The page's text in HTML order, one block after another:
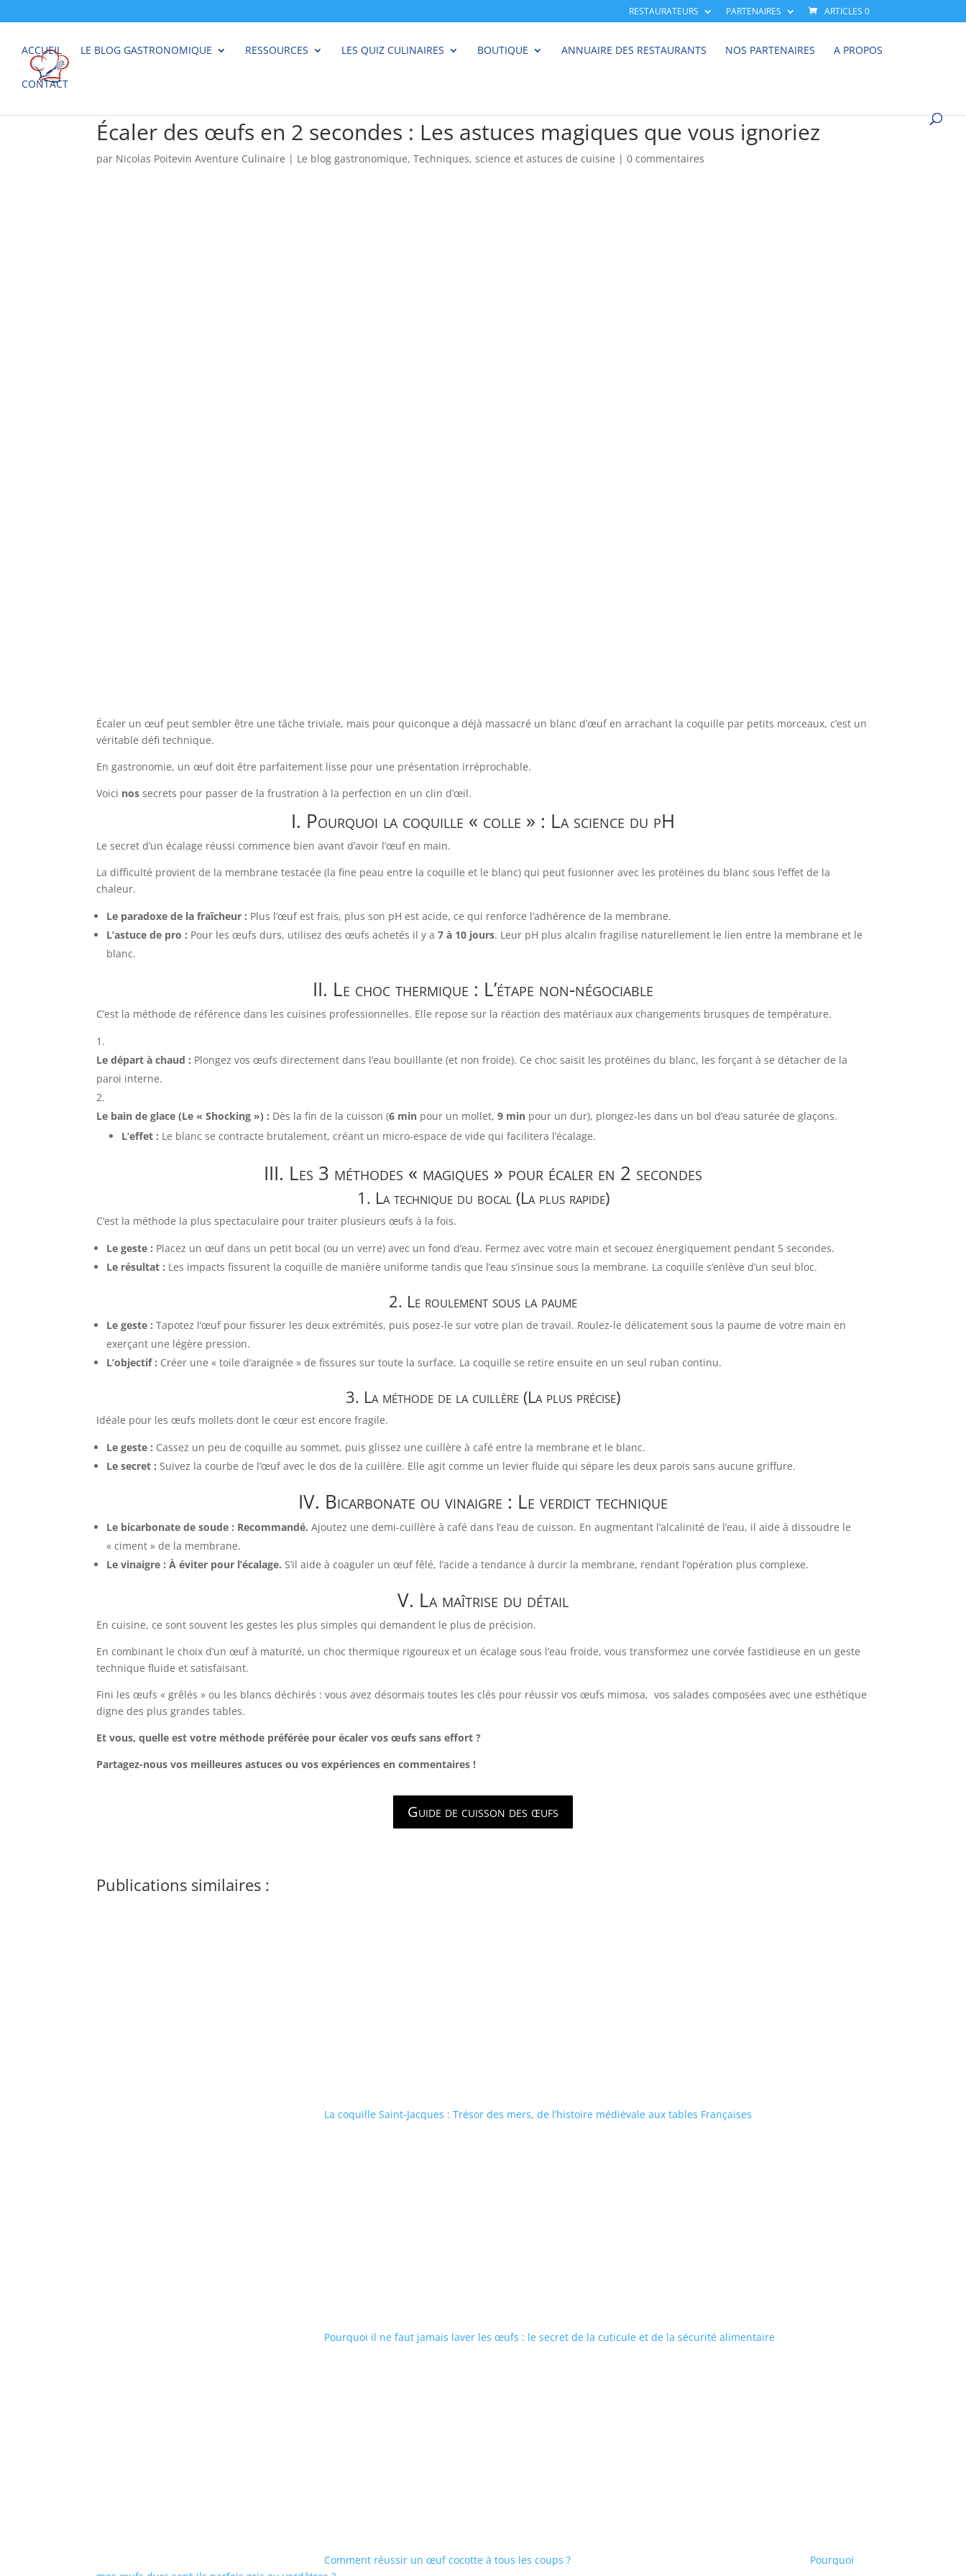
RESTAURATEURS PARTENAIRES ARTICLES 0
ACCUEIL LE BLOG GASTRONOMIQUE RESSOURCES LES QUIZ CULINAIRES BOUTIQUE ANNUAIRE DES RESTAURANTS NOS PARTENAIRES A PROPOS
CONTACT
Écaler des œufs en 2 secondes : Les astuces magiques que vous ignoriez
par Nicolas Poitevin Aventure Culinaire | Le blog gastronomique,Techniques, science et astuces de cuisine |0 commentaires
Écaler un œuf peut sembler être une tâche triviale, mais pour quiconque a déjà massacré un blanc d’œuf en arrachant la coquille par petits morceaux, c’est un
véritable défi technique.
En gastronomie, un œuf doit être parfaitement lisse pour une présentation irréprochable.
Voici nos secrets pour passer de la frustration à la perfection en un clin d’œil.
I. Pourquoi la coquille « colle » : La science du pH
Le secret d’un écalage réussi commence bien avant d’avoir l’œuf en main.
La difficulté provient de la membrane testacée (la fine peau entre la coquille et le blanc) qui peut fusionner avec les protéines du blanc sous l’effet de la
chaleur.
Le paradoxe de la fraîcheur : Plus l’œuf est frais, plus son pH est acide, ce qui renforce l’adhérence de la membrane.
L’astuce de pro : Pour les œufs durs, utilisez des œufs achetés il y a7 à 10 jours. Leur pH plus alcalin fragilise naturellement le lien entre la membrane et le
blanc.
II. Le choc thermique : L’étape non-négociable
C’est la méthode de référence dans les cuisines professionnelles. Elle repose sur la réaction des matériaux aux changements brusques de température.
Le départ à chaud : Plongez vos œufs directement dans l’eau bouillante (et non froide). Ce choc saisit les protéines du blanc, les forçant à se détacher de la
paroi interne.
Le bain de glace (Le « Shocking ») : Dès la fin de la cuisson (6 min pour un mollet,9 min pour un dur), plongez-les dans un bol d’eau saturée de glaçons.
L’effet : Le blanc se contracte brutalement, créant un micro-espace de vide qui facilitera l’écalage.
III. Les 3 méthodes « magiques » pour écaler en 2 secondes
1. La technique du bocal (La plus rapide)
C’est la méthode la plus spectaculaire pour traiter plusieurs œufs à la fois.
Le geste : Placez un œuf dans un petit bocal (ou un verre) avec un fond d’eau. Fermez avec votre main et secouez énergiquement pendant 5 secondes.
Le résultat : Les impacts fissurent la coquille de manière uniforme tandis que l’eau s’insinue sous la membrane. La coquille s’enlève d’un seul bloc.
2. Le roulement sous la paume
Le geste : Tapotez l’œuf pour fissurer les deux extrémités, puis posez-le sur votre plan de travail. Roulez-le délicatement sous la paume de votre main en
exerçant une légère pression.
L’objectif : Créer une « toile d’araignée » de fissures sur toute la surface. La coquille se retire ensuite en un seul ruban continu.
3. La méthode de la cuillère (La plus précise)
Idéale pour les œufs mollets dont le cœur est encore fragile.
Le geste : Cassez un peu de coquille au sommet, puis glissez une cuillère à café entre la membrane et le blanc.
Le secret : Suivez la courbe de l’œuf avec le dos de la cuillère. Elle agit comme un levier fluide qui sépare les deux parois sans aucune griffure.
IV. Bicarbonate ou vinaigre : Le verdict technique
Le bicarbonate de soude : Recommandé. Ajoutez une demi-cuillère à café dans l’eau de cuisson. En augmentant l’alcalinité de l’eau, il aide à dissoudre le
« ciment » de la membrane.
Le vinaigre : À éviter pour l’écalage. S’il aide à coaguler un œuf fêlé, l’acide a tendance à durcir la membrane, rendant l’opération plus complexe.
V. La maîtrise du détail
En cuisine, ce sont souvent les gestes les plus simples qui demandent le plus de précision.
En combinant le choix d’un œuf à maturité, un choc thermique rigoureux et un écalage sous l’eau froide, vous transformez une corvée fastidieuse en un geste
technique fluide et satisfaisant.
Fini les œufs « grêlés » ou les blancs déchirés : vous avez désormais toutes les clés pour réussir vos œufs mimosa, vos salades composées avec une esthétique
digne des plus grandes tables.
Et vous, quelle est votre méthode préférée pour écaler vos œufs sans effort ?
Partagez-nous vos meilleures astuces ou vos expériences en commentaires !
Guide de cuisson des œufs
Publications similaires :
La coquille Saint-Jacques : Trésor des mers, de l’histoire médiévale aux tables Françaises
Pourquoi il ne faut jamais laver les œufs : le secret de la cuticule et de la sécurité alimentaire
Comment réussir un œuf cocotte à tous les coups ?
Pourquoi